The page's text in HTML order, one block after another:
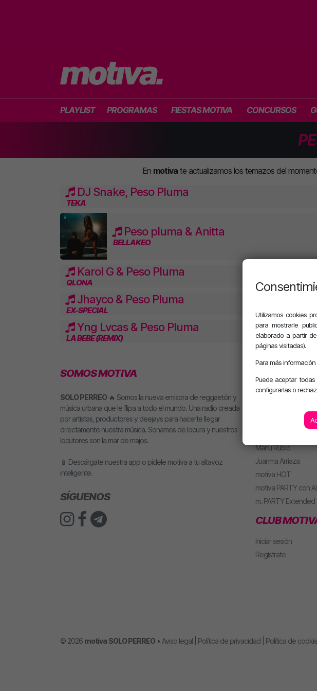
PLAYLIST PROGRAMAS FIESTAS MOTIVA CONCURSOS
En motivate actualizamos los temazos del
DJ Snake, Peso Pluma
TEKA
Peso pluma & Anitta
BELLAKEO
Karol G & Peso Pluma
QLONA
Jhayco & Peso Pluma
EX-SPECIAL
Yng Lvcas & Peso Pluma
LA BEBE (REMIX)
SOMOS MOTIVA
SOLO PERREO 🔥 Somos la nueva emisora de reggaetón y
música urbana que le flipa a todo el mundo. Una radio creada
por artistas, productores y deejays para hacerte llegar
directamente nuestra música. Sonamos de locura y nuestros
locutores son la mar de majos.
📱 Descárgate nuestra app o pídele motiva a tu altavoz
inteligente.
SÍGUENOS
MJ
Manu Rubio
Juanma Arriaza
motiva HOT
motiva PARTY con
m. PARTY Extended
CLUB
Iniciar sesión
Regístrate
© 2026 motiva SOLO PERREO • Aviso legal Política de privacidad Política de
Utilizamos cookies
para mostrarle
elaborado a partir
páginas visitadas).
Para más
Puede aceptar
configurarlas o